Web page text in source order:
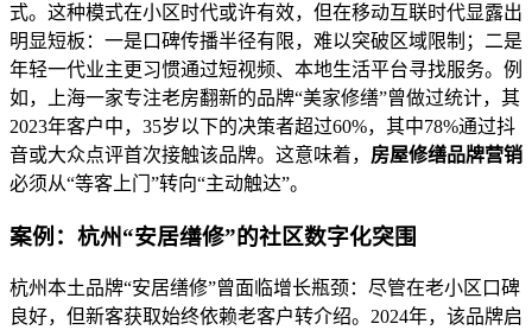
式。这种模式在小区时代或许有效，但在移动互联时代显露出
明显短板：一是口碑传播半径有限，难以突破区域限制；二是
年轻一代业主更习惯通过短视频、本地生活平台寻找服务。例
如，上海一家专注老房翻新的品牌“美家修缮”曾做过统计，其
2023年客户中，35岁以下的决策者超过60%，其中78%通过抖
音或大众点评首次接触该品牌。这意味着， 房屋修缮品牌营销
必须从“等客上门”转向“主动触达”。
案例：杭州“安居缮修”的社区数字化突围
杭州本土品牌“安居缮修”曾面临增长瓶颈：尽管在老小区口碑
良好，但新客获取始终依赖老客户转介绍。2024年，该品牌启